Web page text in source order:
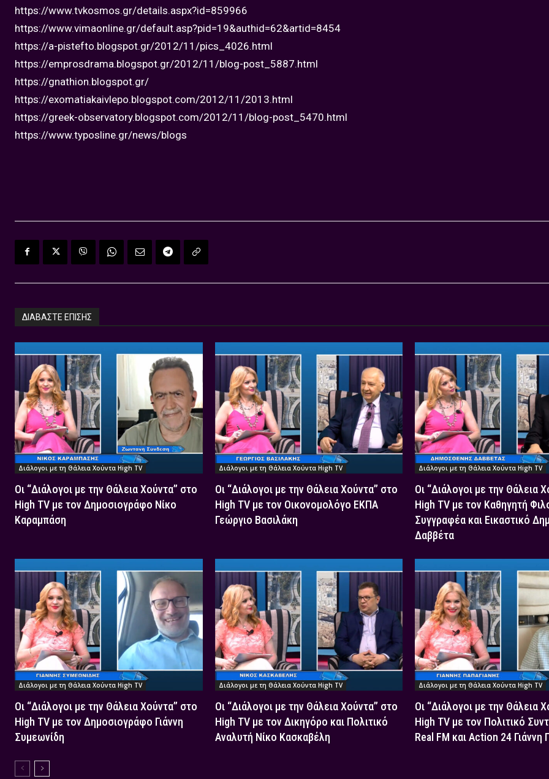
https://www.tvkosmos.gr/details.aspx?id=859966
https://www.vimaonline.gr/default.asp?pid=19&authid=62&artid=8454
https://a-pistefto.blogspot.gr/2012/11/pics_4026.html
https://emprosdrama.blogspot.gr/2012/11/blog-post_5887.html
https://gnathion.blogspot.gr/
https://exomatiakaivlepo.blogspot.com/2012/11/2013.html
https://greek-observatory.blogspot.com/2012/11/blog-post_5470.html
https://www.typosline.gr/news/blogs
ΔΙΑΒΑΣΤΕ ΕΠΙΣΗΣ
Διάλογοι με τη Θάλεια Χούντα High TV
Οι “Διάλογοι με την Θάλεια Χούντα” στο
High TV με τον Δημοσιογράφο Νίκο
Καραμπάση
Διάλογοι με τη Θάλεια Χούντα High TV
Οι “Διάλογοι με την Θάλεια Χούντα” στο
High TV με τον Οικονομολόγο ΕΚΠΑ
Γεώργιο Βασιλάκη
Διάλογοι με τη Θάλεια Χούντα High TV
Οι “Διάλογοι με την Θάλεια
High TV με τον Καθηγητή
Συγγραφέα και Εικαστικό
Δαββέτα
Διάλογοι με τη Θάλεια Χούντα High TV
Οι “Διάλογοι με την Θάλεια Χούντα” στο
High TV με τον Δημοσιογράφο Γιάννη
Συμεωνίδη
Διάλογοι με τη Θάλεια Χούντα High TV
Οι “Διάλογοι με την Θάλεια Χούντα” στο
High TV με τον Δικηγόρο και Πολιτικό
Αναλυτή Νίκο Κασκαβέλη
Διάλογοι με τη Θάλεια Χούντα High TV
Οι “Διάλογοι με την Θάλεια
High TV με τον Πολιτικό
Real FM και Action 24 Γιάννη